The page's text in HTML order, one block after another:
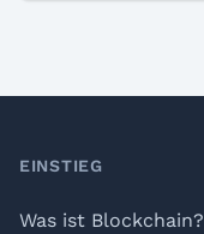
Footer
EINSTIEG
Was ist Blockchain?